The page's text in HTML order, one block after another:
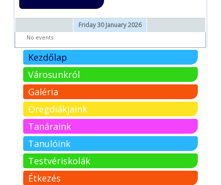
Tanárjelölteknek
Friday 30 January 2026
No events
Kezdőlap
Városunkról
Galéria
Öregdiákjaink
Tanáraink
Tanulóink
Testvériskolák
Étkezés